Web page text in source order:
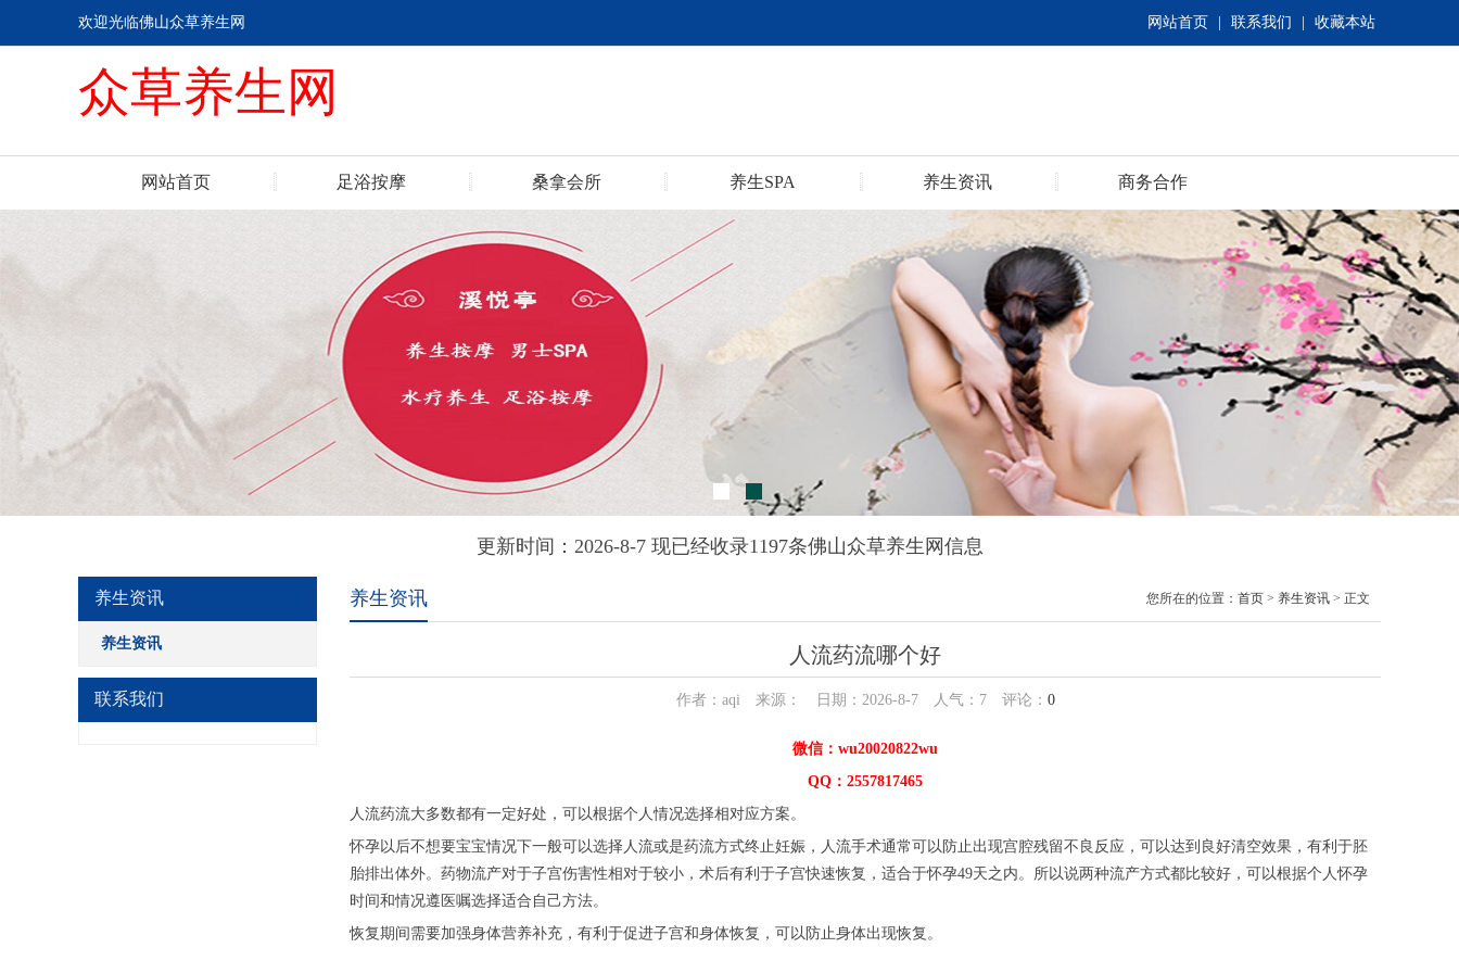
网站首页 联系我们 收藏本站
欢迎光临佛山众草养生网
众草养生网
网站首页 足浴按摩 桑拿会所 养生SPA 养生资讯 商务合作
更新时间：2026-8-7 现已经收录1197条佛山众草养生网信息
养生资讯
养生资讯
联系我们
养生资讯 您所在的位置： 首页 > 养生资讯 > 正文
人流药流哪个好
作者：aqi 来源： 日期：2026-8-7 人气： 7评论： 0
微信：wu20020822wu
QQ：2557817465
人流药流大多数都有一定好处，可以根据个人情况选择相对应方案。
怀孕以后不想要宝宝情况下一般可以选择人流或是药流方式终止妊娠，人流手术通常可以防止出现宫腔残留不良反应，可以达到良好清空效果，有利于胚
胎排出体外。药物流产对于子宫伤害性相对于较小，术后有利于子宫快速恢复，适合于怀孕49天之内。所以说两种流产方式都比较好，可以根据个人怀孕
时间和情况遵医嘱选择适合自己方法。
恢复期间需要加强身体营养补充，有利于促进子宫和身体恢复，可以防止身体出现恢复。